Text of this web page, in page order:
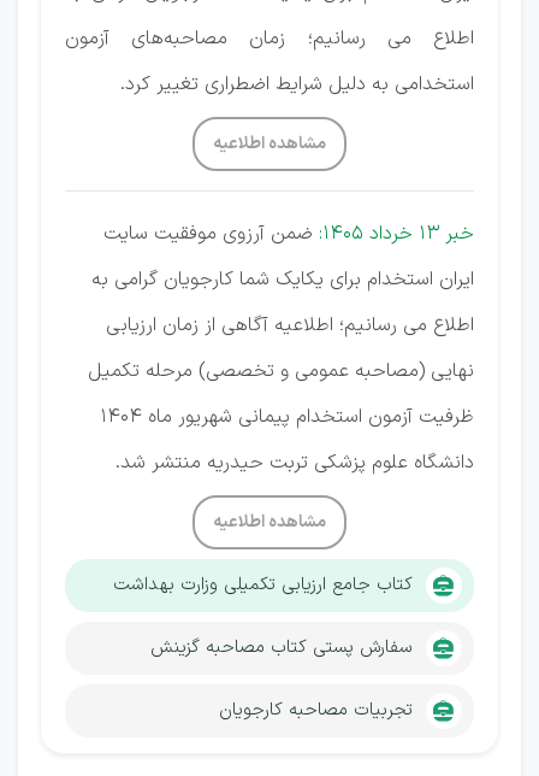
اطلاع می رسانیم؛ زمان مصاحبه‌های آزمون
استخدامی به دلیل شرایط اضطراری تغییر کرد.
مشاهده اطلاعیه
خبر 13 خرداد 1405:
ضمن آرزوی موفقیت سایت
ایران استخدام برای یکایک شما کارجویان گرامی به
اطلاع می رسانیم؛ اطلاعیه آگاهی از زمان ارزیابی
نهایی (مصاحبه عمومی و تخصصی) مرحله تکمیل
ظرفیت آزمون استخدام پیمانی شهریور ماه ۱404
دانشگاه علوم پزشکی تربت حیدریه منتشر شد.
مشاهده اطلاعیه
کتاب جامع ارزیابی تکمیلی وزارت بهداشت
سفارش پستی کتاب مصاحبه گزینش
تجربیات مصاحبه کارجویان